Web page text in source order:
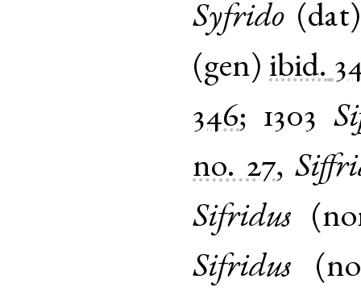
Syfrido (dat
(gen) ibid.
346; 1303
no. 27,
Sifridus (
Sifridus (